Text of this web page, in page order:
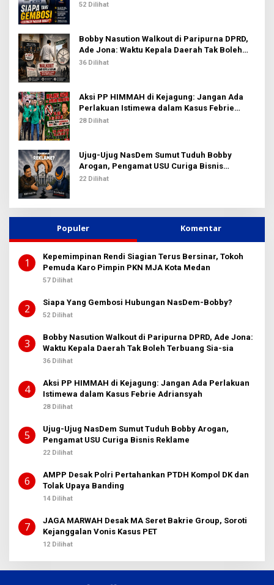
52 Dilihat
Bobby Nasution Walkout di Paripurna DPRD,
Ade Jona: Waktu Kepala Daerah Tak Boleh
Terbuang Sia-sia
36 Dilihat
Aksi PP HIMMAH di Kejagung: Jangan Ada
Perlakuan Istimewa dalam Kasus Febrie
Adriansyah
28 Dilihat
Ujug-Ujug NasDem Sumut Tuduh Bobby
Arogan, Pengamat USU Curiga Bisnis
Reklame
22 Dilihat
Populer Komentar
1
Kepemimpinan Rendi Siagian Terus Bersinar, Tokoh
Pemuda Karo Pimpin PKN MJA Kota Medan
57 Dilihat
2 Siapa Yang Gembosi Hubungan NasDem-Bobby?
52 Dilihat
3
Bobby Nasution Walkout di Paripurna DPRD, Ade Jona:
Waktu Kepala Daerah Tak Boleh Terbuang Sia-sia
36 Dilihat
4
Aksi PP HIMMAH di Kejagung: Jangan Ada Perlakuan
Istimewa dalam Kasus Febrie Adriansyah
28 Dilihat
5
Ujug-Ujug NasDem Sumut Tuduh Bobby Arogan,
Pengamat USU Curiga Bisnis Reklame
22 Dilihat
6
AMPP Desak Polri Pertahankan PTDH Kompol DK dan
Tolak Upaya Banding
14 Dilihat
7
JAGA MARWAH Desak MA Seret Bakrie Group, Soroti
Kejanggalan Vonis Kasus PET
12 Dilihat